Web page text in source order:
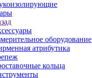
оборудование
атрибутика
кольца